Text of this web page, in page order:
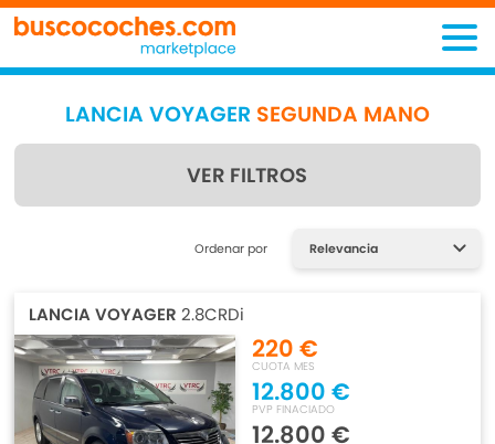
LANCIA VOYAGER SEGUNDA MANO
VER FILTROS
Encuentra lo que estás
Ordenar por
LANCIA VOYAGER 2.8CRDi
220 €
CUOTA MES
12.800 €
PVP FINACIADO
12.800 €